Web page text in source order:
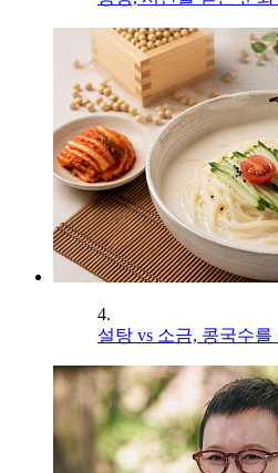
4.
설탕 vs 소금, 콩국수